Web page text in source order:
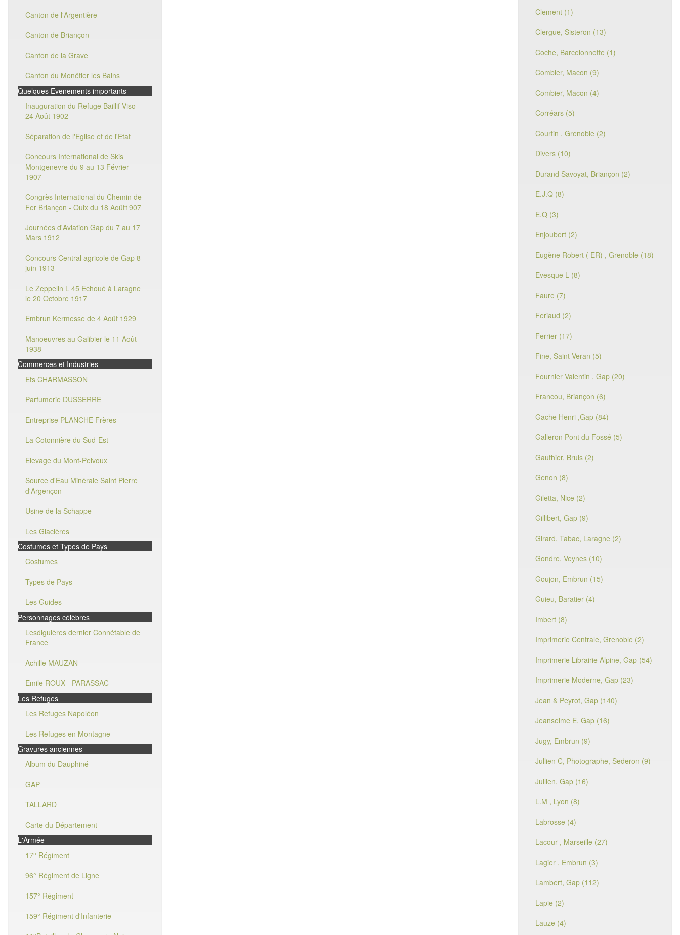
Canton de l'Argentière
Canton de Briançon
Canton de la Grave
Canton du Monêtier les Bains
Quelques Evenements importants
Inauguration du Refuge Baillif-Viso
24 Août 1902
Séparation de l'Eglise et de l'Etat
Concours International de Skis
Montgenevre du 9 au 13 Février
1907
Congrès International du Chemin de
Fer Briançon - Oulx du 18 Août1907
Journées d'Aviation Gap du 7 au 17
Mars 1912
Concours Central agricole de Gap 8
juin 1913
Le Zeppelin L 45 Echoué à Laragne
le 20 Octobre 1917
Embrun Kermesse de 4 Août 1929
Manoeuvres au Galibier le 11 Août
1938
Commerces et Industries
Ets CHARMASSON
Parfumerie DUSSERRE
Entreprise PLANCHE Frères
La Cotonnière du Sud-Est
Elevage du Mont-Pelvoux
Source d'Eau Minérale Saint Pierre
d'Argençon
Usine de la Schappe
Les Glacières
Costumes et Types de Pays
Costumes
Types de Pays
Les Guides
Personnages célèbres
Lesdiguières dernier Connétable de
France
Achille MAUZAN
Emile ROUX - PARASSAC
Les Refuges
Les Refuges Napoléon
Les Refuges en Montagne
Gravures anciennes
Album du Dauphiné
GAP
TALLARD
Carte du Département
L'Armée
17° Régiment
96° Régiment de Ligne
157° Régiment
159° Régiment d'Infanterie
Clement (1)
Clergue, Sisteron (13)
Coche, Barcelonnette (1)
Combier, Macon (9)
Combier, Macon (4)
Corréars (5)
Courtin , Grenoble (2)
Divers (10)
Durand Savoyat, Briançon (2)
E.J.Q (8)
E.Q (3)
Enjoubert (2)
Eugène Robert ( ER) , Grenoble (18)
Evesque L (8)
Faure (7)
Feriaud (2)
Ferrier (17)
Fine, Saint Veran (5)
Fournier Valentin , Gap (20)
Francou, Briançon (6)
Gache Henri ,Gap (84)
Galleron Pont du Fossé (5)
Gauthier, Bruis (2)
Genon (8)
Giletta, Nice (2)
Gillibert, Gap (9)
Girard, Tabac, Laragne (2)
Gondre, Veynes (10)
Goujon, Embrun (15)
Guieu, Baratier (4)
Imbert (8)
Imprimerie Centrale, Grenoble (2)
Imprimerie Librairie Alpine, Gap (54)
Imprimerie Moderne, Gap (23)
Jean & Peyrot, Gap (140)
Jeanselme E, Gap (16)
Jugy, Embrun (9)
Jullien C, Photographe, Sederon (9)
Jullien, Gap (16)
L.M , Lyon (8)
Labrosse (4)
Lacour , Marseille (27)
Lagier , Embrun (3)
Lambert, Gap (112)
Lapie (2)
Lauze (4)